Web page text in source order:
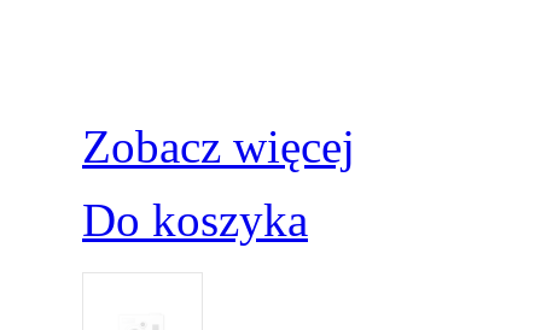
Zobacz więcej
Do koszyka